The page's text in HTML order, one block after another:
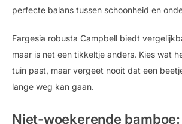
perfecte balans tussen schoonheid en
Fargesia robusta Campbell biedt
maar is net een tikkeltje anders. Kies wat
tuin past, maar vergeet nooit dat een
lange weg kan gaan.
Niet-woekerende